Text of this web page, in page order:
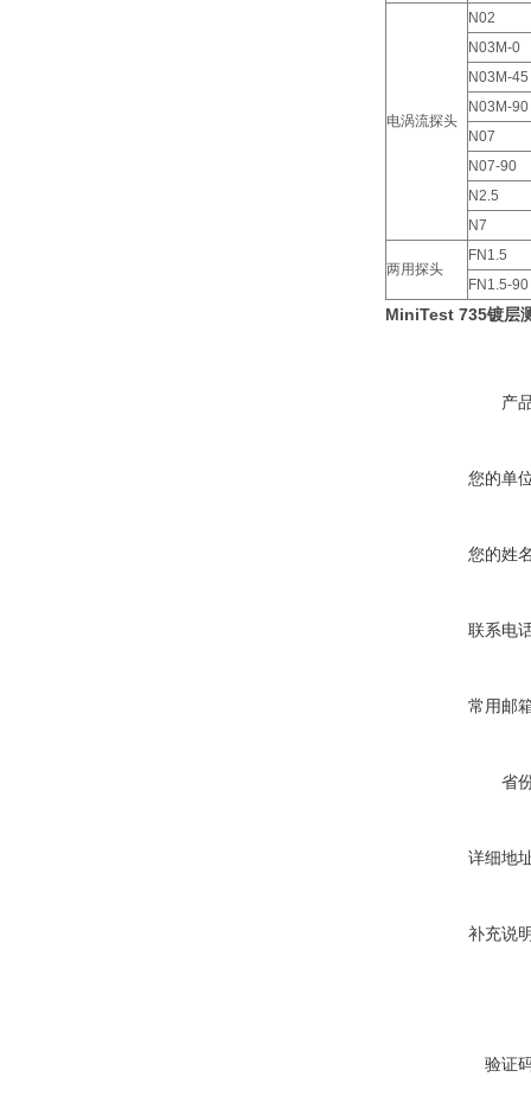
电涡流探头
N02
N03M-0
N03M-45
N03M-90
N07
N07-90
N2.5
N7
两用探头
FN1.5
FN1.5-90
MiniTest 735镀层
产
您的单
您的姓
联系电
常用邮
省
详细地
补充说
验证